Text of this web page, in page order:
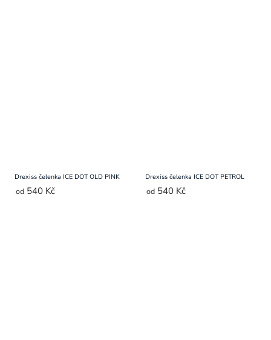
Drexiss čelenka ICE DOT OLD PINK
od 540 Kč
Drexiss čelenka ICE DOT PETROL
od 540 Kč